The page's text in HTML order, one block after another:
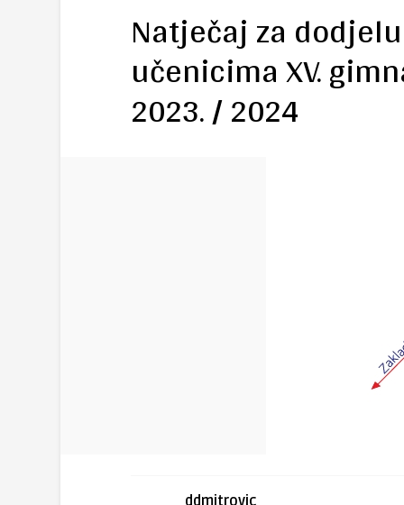
Natječaj za
učenicima XV.
2023. / 2024
ddmitrovic